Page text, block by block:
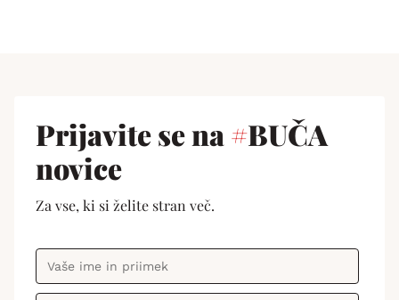
Prijavite se na#BUČA
novice
Za vse, ki si želite stran več.